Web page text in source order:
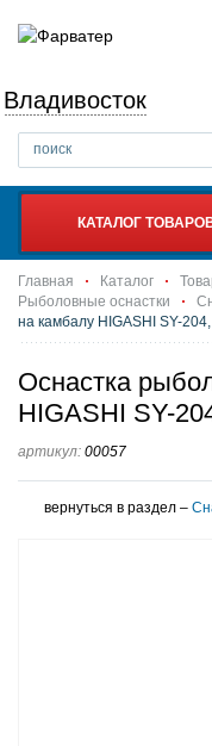
Владивосток
КАТАЛОГ
Главная Каталог
Рыболовные оснастки
на камбалу HIGASHI SY-
Оснастка
HIGASHI SY-
артикул: 00057
вернуться в раздел –